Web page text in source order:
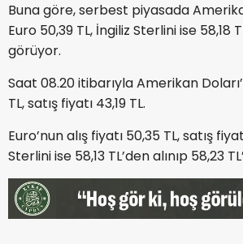
Buna göre, serbest piyasada
Euro 50,39 TL, İngiliz Sterlini ise 58,18
görüyor.
Saat 08.20 itibarıyla Amerikan
TL, satış fiyatı 43,19 TL.
Euro’nun alış fiyatı 50,35 TL, satış
Sterlini ise 58,13 TL’den alınıp 58,23